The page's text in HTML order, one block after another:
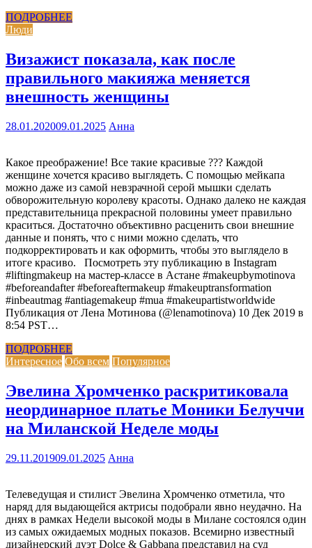
ПОДРОБНЕЕ
Люди
Визажист показала, как после
правильного макияжа меняется
внешность женщины
28.01.202009.01.2025 Анна
Какое преображение! Все такие красивые ??? Каждой
женщине хочется красиво выглядеть. С помощью мейкапа
можно даже из самой невзрачной серой мышки сделать
обворожительную королеву красоты. Однако далеко не каждая
представительница прекрасной половины умеет правильно
краситься. Достаточно объективно расценить свои внешние
данные и понять, что с ними можно сделать, что
подкорректировать и как оформить, чтобы это выглядело в
итоге красиво. Посмотреть эту публикацию в Instagram
#liftingmakeup на мастер-классе в Астане #makeupbymotinova
#beforeandafter #beforeaftermakeup #makeuptransformation
#inbeautmag #antiagemakeup #mua #makeupartistworldwide
Публикация от Лена Мотинова (@lenamotinova) 10 Дек 2019 в
8:54 PST…
ПОДРОБНЕЕ
Интересное Обо всем Популярное
Эвелина Хромченко раскритиковала
неординарное платье Моники Белуччи
на Миланской Неделе моды
29.11.201909.01.2025 Анна
Телеведущая и стилист Эвелина Хромченко отметила, что
наряд для выдающейся актрисы подобрали явно неудачно. На
днях в рамках Недели высокой моды в Милане состоялся один
из самых ожидаемых модных показов. Всемирно известный
дизайнерский дуэт Dolce & Gabbana представил на суд